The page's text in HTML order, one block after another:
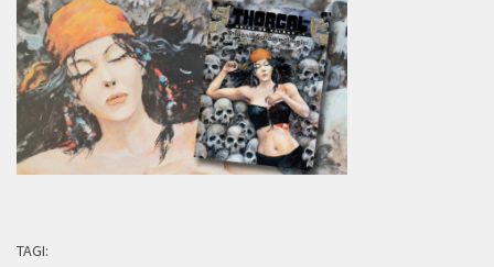
TAGI: